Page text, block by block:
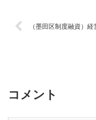
（墨田区制度融資）
コメント